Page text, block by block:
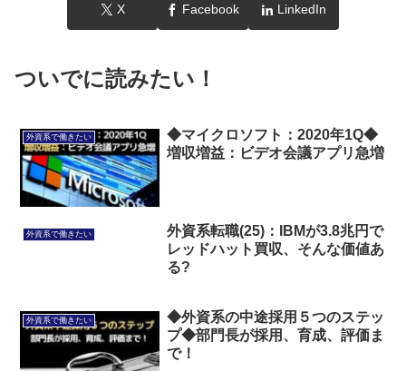
X Facebook LinkedIn
ついでに読みたい！
外資系で働きたい
◆マイクロソフト：2020年1Q◆
増収増益：ビデオ会議アプリ急増
外資系で働きたい
外資系転職(25)：IBMが3.8兆円で
レッドハット買収、そんな価値あ
る?
外資系で働きたい
◆外資系の中途採用５つのステッ
プ◆部門長が採用、育成、評価ま
で！